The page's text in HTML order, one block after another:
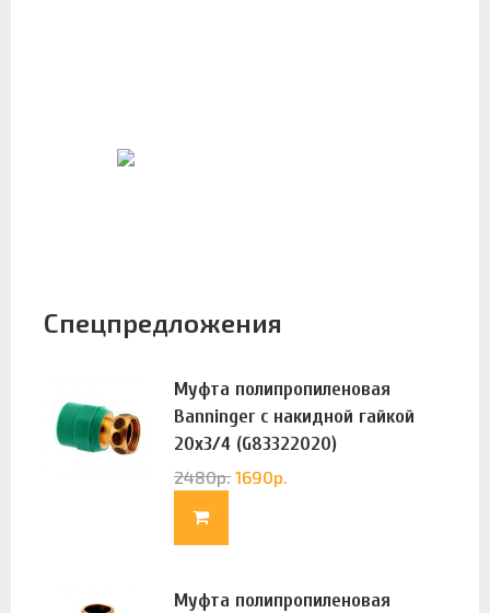
Спецпредложения
Муфта полипропиленовая
Banninger с накидной гайкой
20х3/4 (G83322020)
2480р. 1690р.
Муфта полипропиленовая